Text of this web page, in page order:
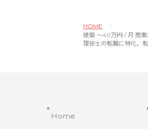
HOME
建築 〜40万円 / 月 商
理技士の転職に特化。
Home